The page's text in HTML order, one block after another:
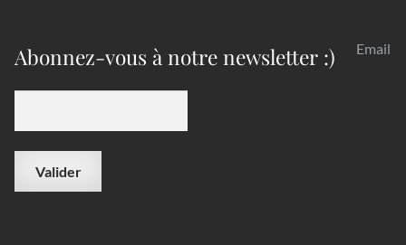
Abonnez-vous à notre newsletter :) Email